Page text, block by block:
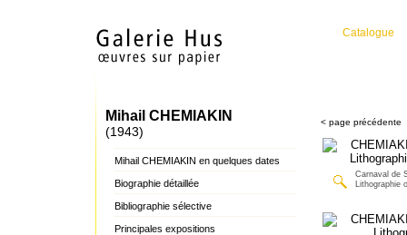
Catalogue
Mihail CHEMIAKIN
(1943)
Mihail CHEMIAKIN en quelques dates
Biographie détaillée
Bibliographie sélective
Principales expositions
< page précédente
Carnaval de
Lithographie